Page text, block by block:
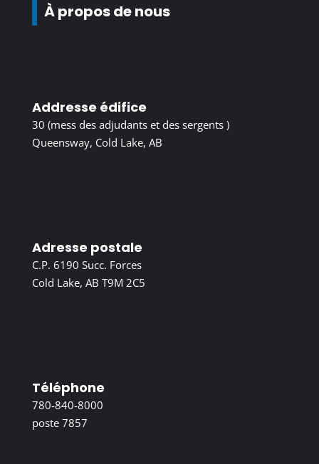
À propos de nous
Addresse édifice
30 (mess des adjudants et des sergents )
Queensway, Cold Lake, AB
Adresse postale
C.P. 6190 Succ. Forces
Cold Lake, AB T9M 2C5
Téléphone
780-840-8000
poste 7857